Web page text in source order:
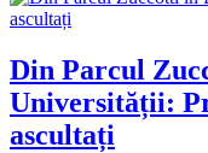
Din Parcul
Universității:
ascultați